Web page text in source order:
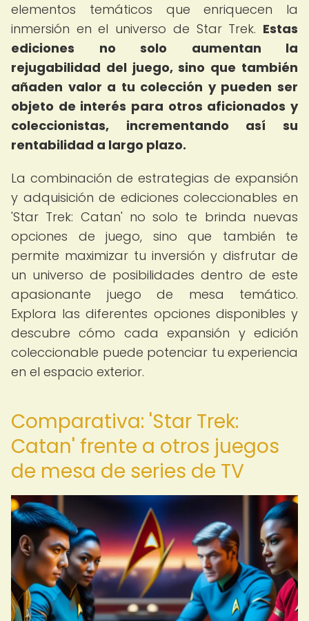
elementos temáticos que enriquecen la
inmersión en el universo de Star Trek. Estas
ediciones no solo aumentan la
rejugabilidad del juego, sino que también
añaden valor a tu colección y pueden ser
objeto de interés para otros aficionados y
coleccionistas, incrementando así su
rentabilidad a largo plazo.
La combinación de estrategias de expansión
y adquisición de ediciones coleccionables en
'Star Trek: Catan' no solo te brinda nuevas
opciones de juego, sino que también te
permite maximizar tu inversión y disfrutar de
un universo de posibilidades dentro de este
apasionante juego de mesa temático.
Explora las diferentes opciones disponibles y
descubre cómo cada expansión y edición
coleccionable puede potenciar tu experiencia
en el espacio exterior.
Comparativa: 'Star Trek:
Catan' frente a otros juegos
de mesa de series de TV